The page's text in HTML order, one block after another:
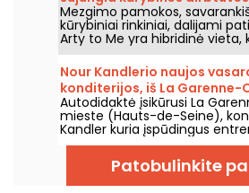
restoraną Marė.
Mezgimo pamokos,
kūrybiniai rinkiniai, dalijami
Arty to Me yra hibridinė vieta,
ateina tiek kurti, tiek
tarp dailės dirbtuvių ir
sezoniško restorano.
Nour Kandlerio naujos
konditerijos, iš La Garenne-
Paryžių, ir jos dirbtuvės
Autodidaktė įsikūrusi La
mieste (Hauts-de-Seine),
Kandler kuria įspūdingus
ir flanėlius – viską visiškai
užsakyti pagal poreikius.
naują vaisinę vasaros
vasarai ir kviečiame jus ją
Patobulinkite